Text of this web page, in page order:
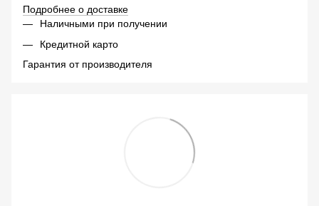
Подробнее о доставке
Наличными при получении
Кредитной карто
Гарантия от производителя